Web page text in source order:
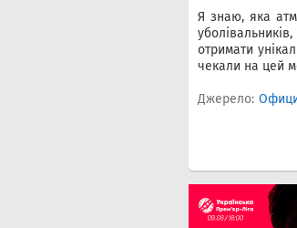
Я знаю, яка
отримати
чекали на цей
Джерело: